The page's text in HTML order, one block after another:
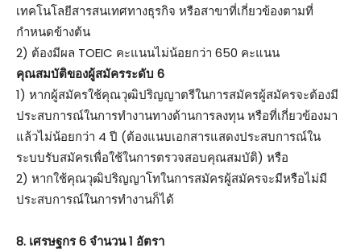
เทคโนโลยีสารสนเทศทางธุรกิจ หรือสาขาที่เกี่ยวข้องตามที่
กำหนดข้างต้น
2) ต้องมีผล TOEIC คะแนนไม่น้อยกว่า 650 คะแนน
คุณสมบัติของผู้สมัครระดับ 6
1) หากผู้สมัครใช้คุณวุฒิปริญญาตรีในการสมัครผู้สมัครจะต้องมี
ประสบการณ์ในการทำงานทางด้านการลงทุน หรือที่เกี่ยวข้องมา
แล้วไม่น้อยกว่า 4 ปี (ต้องแนบเอกสารแสดงประสบการณ์ใน
ระบบรับสมัครเพื่อใช้ในการตรวจสอบคุณสมบัติ) หรือ
2) หากใช้คุณวุฒิปริญญาโทในการสมัครผู้สมัครจะมีหรือไม่มี
ประสบการณ์ในการทำงานก็ได้
8. เศรษฐกร 6 จำนวน 1 อัตรา